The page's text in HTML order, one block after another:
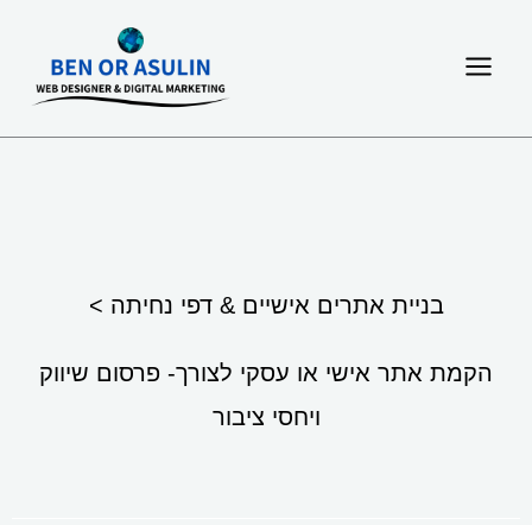
בניית אתרים אישיים & דפי נחיתה >
הקמת אתר אישי או עסקי לצורך- פרסום שיווק
ויחסי ציבור